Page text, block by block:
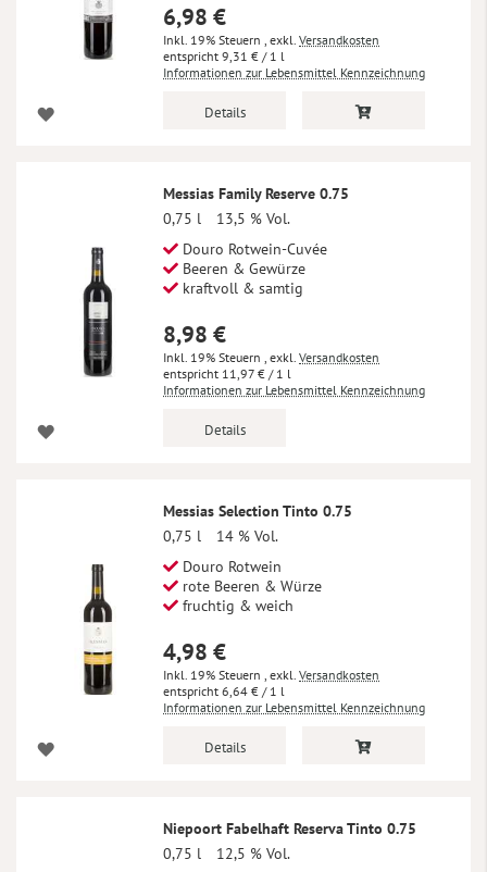
6,98 €
Inkl. 19% Steuern exkl. Versandkosten
9,31 € / 1 l
Informationen zur Lebensmittel Kennzeichnung
Details
Messias Family Reserve 0.75
0,75 l
13,5 % Vol.
Douro Rotwein-Cuvée
Beeren & Gewürze
kraftvoll & samtig
8,98 €
Inkl. 19% Steuern exkl. Versandkosten
11,97 € / 1 l
Informationen zur Lebensmittel Kennzeichnung
Details
Messias Selection Tinto 0.75
0,75 l
14 % Vol.
Douro Rotwein
rote Beeren & Würze
fruchtig & weich
4,98 €
Inkl. 19% Steuern exkl. Versandkosten
6,64 € / 1 l
Informationen zur Lebensmittel Kennzeichnung
Details
Niepoort Fabelhaft Reserva Tinto 0.75
0,75 l
12,5 % Vol.